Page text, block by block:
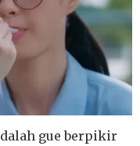
gue berpikir